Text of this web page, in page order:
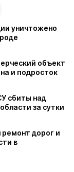
уничтожено
объект
и подросток
сбиты над
за сутки
дорог и
в